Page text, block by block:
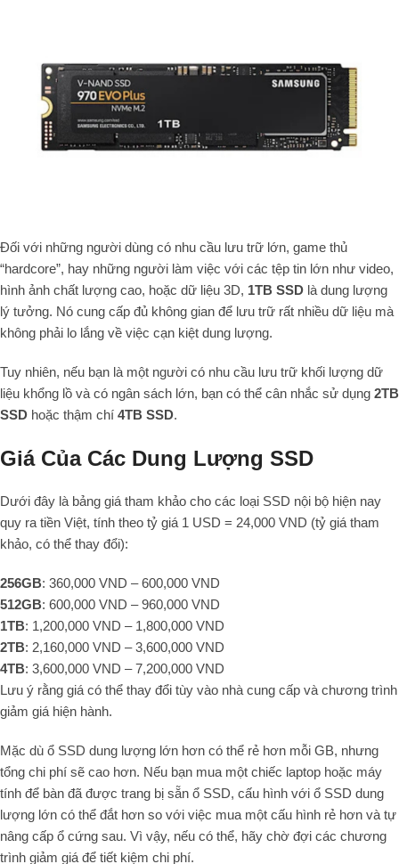
Đối với những người dùng có nhu cầu lưu trữ lớn, game thủ
“hardcore”, hay những người làm việc với các tệp tin lớn như video,
hình ảnh chất lượng cao, hoặc dữ liệu 3D, 1TB SSD là dung lượng
lý tưởng. Nó cung cấp đủ không gian để lưu trữ rất nhiều dữ liệu mà
không phải lo lắng về việc cạn kiệt dung lượng.
Tuy nhiên, nếu bạn là một người có nhu cầu lưu trữ khối lượng dữ
liệu khổng lồ và có ngân sách lớn, bạn có thể cân nhắc sử dụng 2TB
SSD hoặc thậm chí 4TB SSD.
Giá Của Các Dung Lượng SSD
Dưới đây là bảng giá tham khảo cho các loại SSD nội bộ hiện nay
quy ra tiền Việt, tính theo tỷ giá 1 USD = 24,000 VND (tỷ giá tham
khảo, có thể thay đổi):
256GB: 360,000 VND – 600,000 VND
512GB: 600,000 VND – 960,000 VND
1TB: 1,200,000 VND – 1,800,000 VND
2TB: 2,160,000 VND – 3,600,000 VND
4TB: 3,600,000 VND – 7,200,000 VND
Lưu ý rằng giá có thể thay đổi tùy vào nhà cung cấp và chương trình
giảm giá hiện hành.
Mặc dù ổ SSD dung lượng lớn hơn có thể rẻ hơn mỗi GB, nhưng
tổng chi phí sẽ cao hơn. Nếu bạn mua một chiếc laptop hoặc máy
tính để bàn đã được trang bị sẵn ổ SSD, cấu hình với ổ SSD dung
lượng lớn có thể đắt hơn so với việc mua một cấu hình rẻ hơn và tự
nâng cấp ổ cứng sau. Vì vậy, nếu có thể, hãy chờ đợi các chương
trình giảm giá để tiết kiệm chi phí.